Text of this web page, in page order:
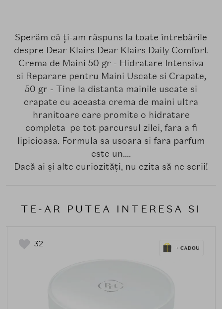
Sperăm că ți-am răspuns la toate întrebările
despre Dear Klairs Dear Klairs Daily Comfort
Crema de Maini 50 gr - Hidratare Intensiva
si Reparare pentru Maini Uscate si Crapate,
50 gr - Tine la distanta mainile uscate si
crapate cu aceasta crema de maini ultra
hranitoare care promite o hidratare
completa pe tot parcursul zilei, fara a fi
lipicioasa. Formula sa usoara si fara parfum
este un....
Dacă ai și alte curiozități, nu ezita să ne scrii!
TE-AR PUTEA INTERESA SI
32